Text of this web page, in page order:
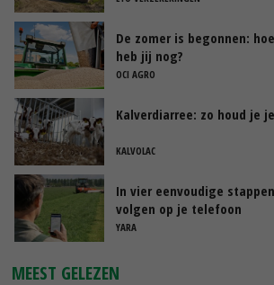
De zomer is begonnen:
heb jij nog?
OCI AGRO
Kalverdiarree: zo houd je
KALVOLAC
In vier eenvoudige
volgen op je telefoon
YARA
MEEST GELEZEN